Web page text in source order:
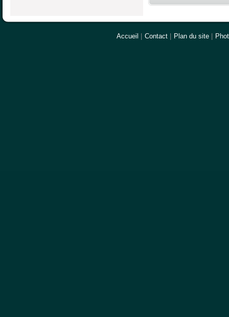
Accueil Contact Plan du site